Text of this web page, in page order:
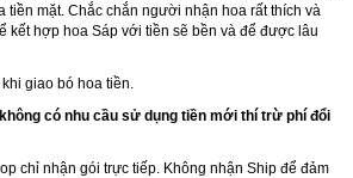
tiền mặt. Chắc chắn người nhận hoa rất thích và
kết hợp hoa Sáp với tiền sẽ bền và để được lâu
giao bó hoa tiền.
có nhu cầu sử dụng tiền mới thí trừ phí đổi
chỉ nhận gói trực tiếp. Không nhận Ship để đảm